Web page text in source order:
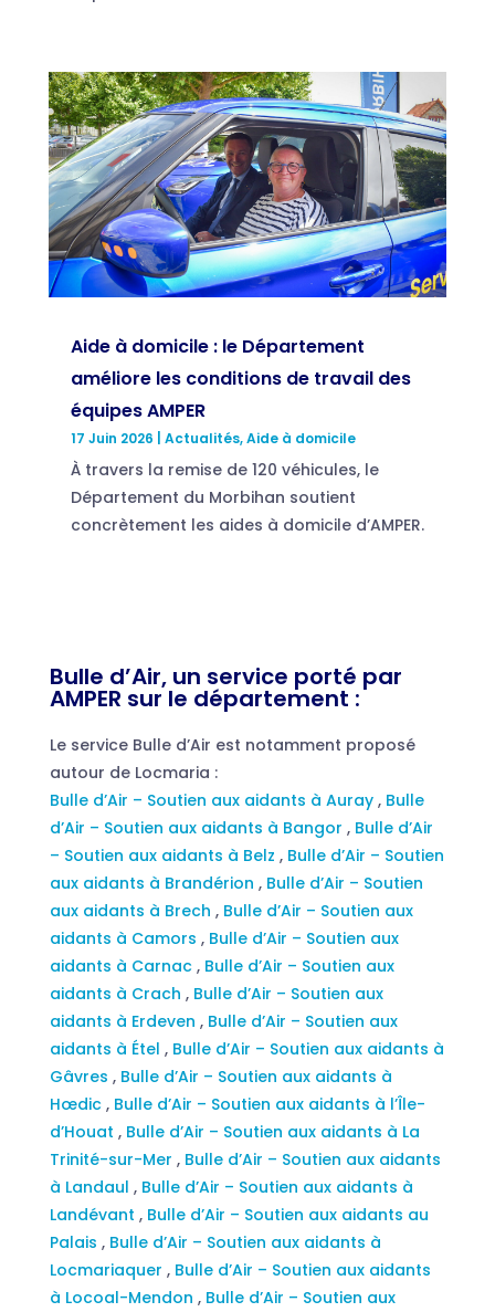
Aide à domicile : le Département
améliore les conditions de travail des
équipes AMPER
17 Juin 2026 Actualités,Aide à domicile
À travers la remise de 120 véhicules, le
Département du Morbihan soutient
concrètement les aides à domicile d’AMPER.
Bulle d’Air, un service porté par
AMPER sur le département :
Le service Bulle d’Air est notamment proposé
autour de Locmaria :
Bulle d’Air – Soutien aux aidants à Auray , Bulle
d’Air – Soutien aux aidants à Bangor , Bulle d’Air
– Soutien aux aidants à Belz , Bulle d’Air – Soutien
aux aidants à Brandérion , Bulle d’Air – Soutien
aux aidants à Brech , Bulle d’Air – Soutien aux
aidants à Camors , Bulle d’Air – Soutien aux
aidants à Carnac , Bulle d’Air – Soutien aux
aidants à Crach , Bulle d’Air – Soutien aux
aidants à Erdeven , Bulle d’Air – Soutien aux
aidants à Étel , Bulle d’Air – Soutien aux aidants à
Gâvres , Bulle d’Air – Soutien aux aidants à
Hœdic , Bulle d’Air – Soutien aux aidants à l’Île-
d’Houat , Bulle d’Air – Soutien aux aidants à La
Trinité-sur-Mer , Bulle d’Air – Soutien aux aidants
à Landaul , Bulle d’Air – Soutien aux aidants à
Landévant , Bulle d’Air – Soutien aux aidants au
Palais , Bulle d’Air – Soutien aux aidants à
Locmariaquer , Bulle d’Air – Soutien aux aidants
à Locoal-Mendon , Bulle d’Air – Soutien aux